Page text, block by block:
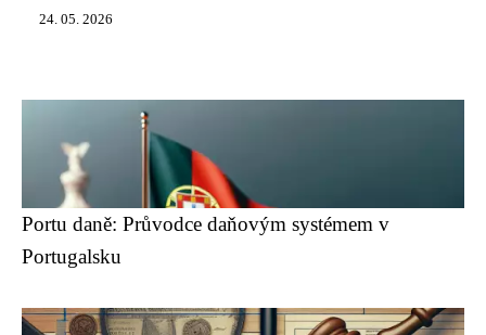
24. 05. 2026
Portu daně: Průvodce daňovým systémem v
Portugalsku